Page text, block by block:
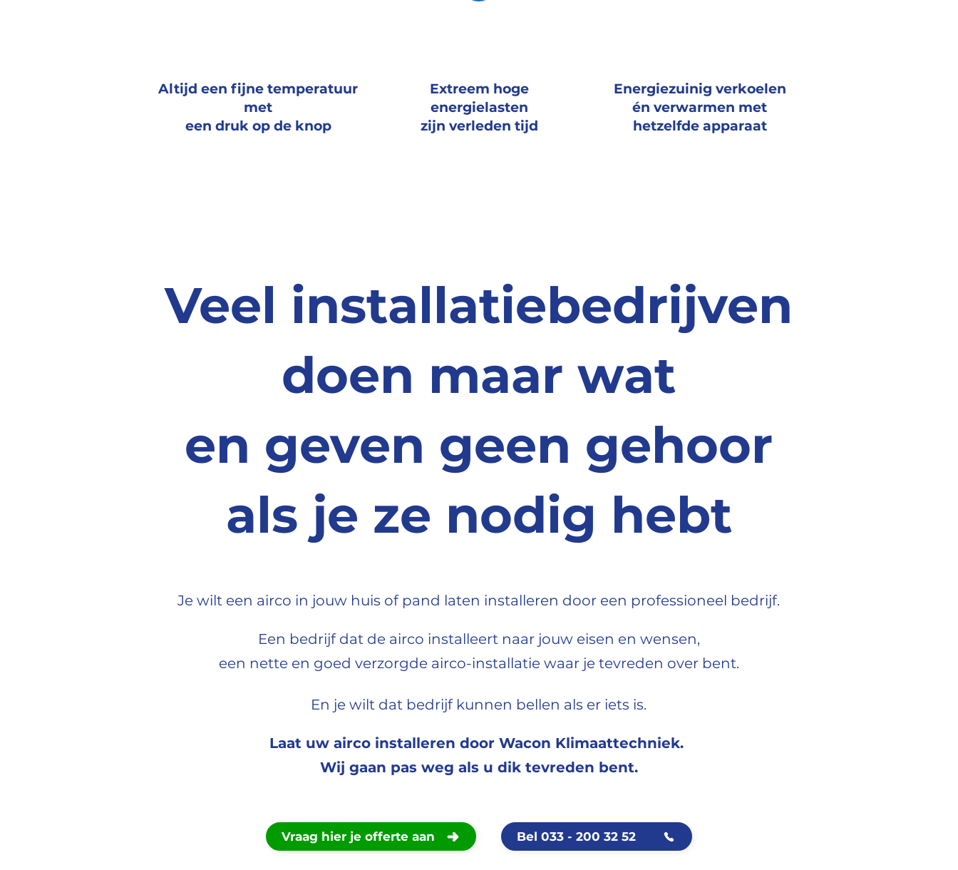
Altijd een fijne temperatuur
met
een druk op de knop
Extreem hoge
energielasten
zijn verleden tijd
Energiezuinig verkoelen
én verwarmen met
hetzelfde apparaat
Veel installatiebedrijven
doen maar wat
en geven geen gehoor
als je ze nodig hebt
Je wilt een airco in jouw huis of pand laten installeren door een professioneel bedrijf.
Een bedrijf dat de airco installeert naar jouw eisen en wensen,
een nette en goed verzorgde airco-installatie waar je tevreden over bent.
En je wilt dat bedrijf kunnen bellen als er iets is.
Laat uw airco installeren door Wacon Klimaattechniek.
Wij gaan pas weg als u dik tevreden bent.
Vraag hier je offerte aan Bel 033 - 200 32 52